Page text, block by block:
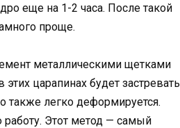
еще на 1-2 часа. После такой
проще.
металлическими щетками
царапинах будет застревать
легко деформируется.
Этот метод — самый